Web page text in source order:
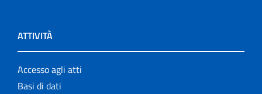
ATTIVITÀ
Accesso agli atti
Basi di dati